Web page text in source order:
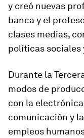
y creó nuevas
banca y el
clases medias,
políticas sociales
Durante la
modos de
con la
comunicación y
empleos